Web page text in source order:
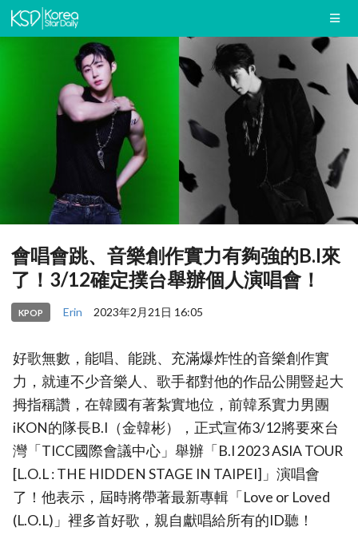
會唱會跳、音樂創作實力有夠強的B.I來
了！3/12確定撲台舉辦個人演唱會！
KPOP Erin 2023年2月21日 16:05
好歌無數，能唱、能跳、充滿爆炸性的音樂創作實
力，就連不少音樂人、歌手都對他的作品公開豎起大
拇指稱讚，在韓國有著紮實地位，前韓系實力男團
iKON的隊長B.I（金韓彬），正式宣佈3/12將要來台
灣「TICC國際會議中心」舉辦「B.I 2023 ASIA TOUR
[L.O.L : THE HIDDEN STAGE IN TAIPEI]」演唱會
了！他表示，屆時將帶著最新專輯「Love or Loved
(L.O.L)」裡多首好歌，親自獻唱給所有的ID聽！